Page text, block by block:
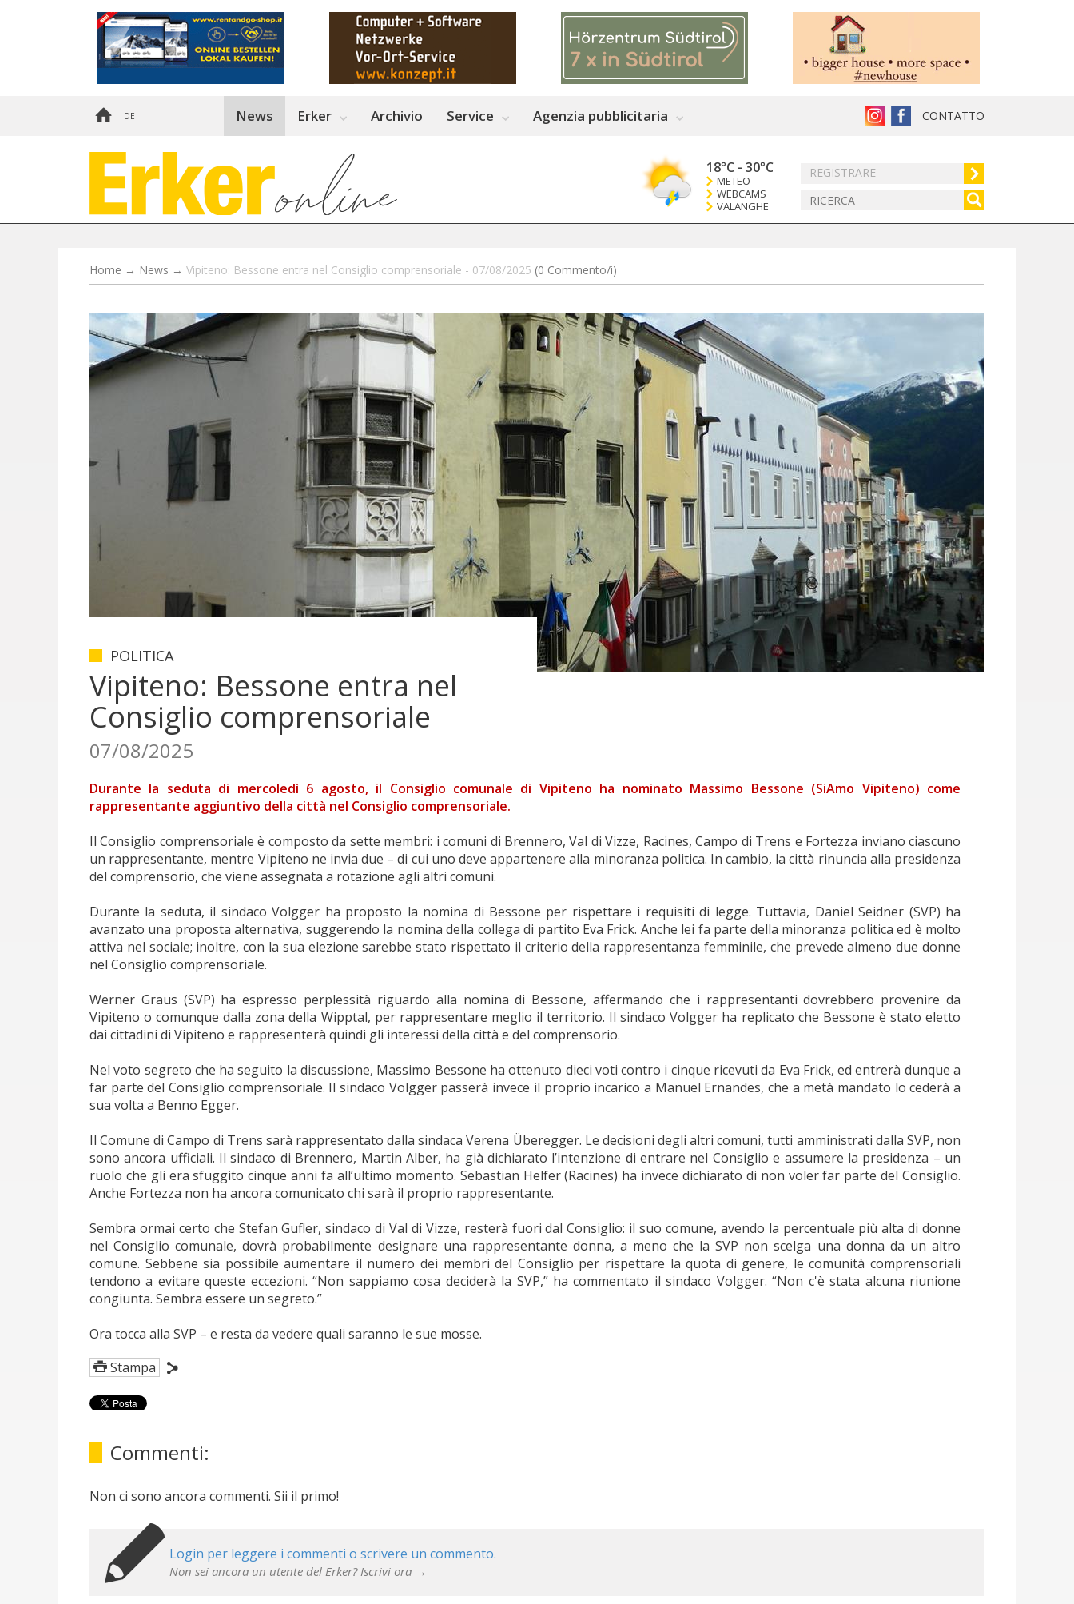
DE CONTATTO
News Erker Archivio Service Agenzia pubblicitaria
REGISTRARE
18°C - 30°C
METEO
WEBCAMS
VALANGHE
Home → News → Vipiteno: Bessone entra nel Consiglio comprensoriale - 07/08/2025 (0 Commento/i)
POLITICA
Vipiteno: Bessone entra nel
Consiglio comprensoriale
07/08/2025
Durante la seduta di mercoledì 6 agosto, il Consiglio comunale di Vipiteno ha nominato Massimo Bessone (SiAmo Vipiteno) come
rappresentante aggiuntivo della città nel Consiglio comprensoriale.
Il Consiglio comprensoriale è composto da sette membri: i comuni di Brennero, Val di Vizze, Racines, Campo di Trens e Fortezza inviano ciascuno
un rappresentante, mentre Vipiteno ne invia due – di cui uno deve appartenere alla minoranza politica. In cambio, la città rinuncia alla presidenza
del comprensorio, che viene assegnata a rotazione agli altri comuni.
Durante la seduta, il sindaco Volgger ha proposto la nomina di Bessone per rispettare i requisiti di legge. Tuttavia, Daniel Seidner (SVP) ha
avanzato una proposta alternativa, suggerendo la nomina della collega di partito Eva Frick. Anche lei fa parte della minoranza politica ed è molto
attiva nel sociale; inoltre, con la sua elezione sarebbe stato rispettato il criterio della rappresentanza femminile, che prevede almeno due donne
nel Consiglio comprensoriale.
Werner Graus (SVP) ha espresso perplessità riguardo alla nomina di Bessone, affermando che i rappresentanti dovrebbero provenire da
Vipiteno o comunque dalla zona della Wipptal, per rappresentare meglio il territorio. Il sindaco Volgger ha replicato che Bessone è stato eletto
dai cittadini di Vipiteno e rappresenterà quindi gli interessi della città e del comprensorio.
Nel voto segreto che ha seguito la discussione, Massimo Bessone ha ottenuto dieci voti contro i cinque ricevuti da Eva Frick, ed entrerà dunque a
far parte del Consiglio comprensoriale. Il sindaco Volgger passerà invece il proprio incarico a Manuel Ernandes, che a metà mandato lo cederà a
sua volta a Benno Egger.
Il Comune di Campo di Trens sarà rappresentato dalla sindaca Verena Überegger. Le decisioni degli altri comuni, tutti amministrati dalla SVP, non
sono ancora ufficiali. Il sindaco di Brennero, Martin Alber, ha già dichiarato l’intenzione di entrare nel Consiglio e assumere la presidenza – un
ruolo che gli era sfuggito cinque anni fa all’ultimo momento. Sebastian Helfer (Racines) ha invece dichiarato di non voler far parte del Consiglio.
Anche Fortezza non ha ancora comunicato chi sarà il proprio rappresentante.
Sembra ormai certo che Stefan Gufler, sindaco di Val di Vizze, resterà fuori dal Consiglio: il suo comune, avendo la percentuale più alta di donne
nel Consiglio comunale, dovrà probabilmente designare una rappresentante donna, a meno che la SVP non scelga una donna da un altro
comune. Sebbene sia possibile aumentare il numero dei membri del Consiglio per rispettare la quota di genere, le comunità comprensoriali
tendono a evitare queste eccezioni. “Non sappiamo cosa deciderà la SVP,” ha commentato il sindaco Volgger. “Non c'è stata alcuna riunione
congiunta. Sembra essere un segreto.”
Ora tocca alla SVP – e resta da vedere quali saranno le sue mosse.
Stampa
Commenti:
Non ci sono ancora commenti. Sii il primo!
Login per leggere i commenti o scrivere un commento.
Non sei ancora un utente del Erker? Iscrivi ora →